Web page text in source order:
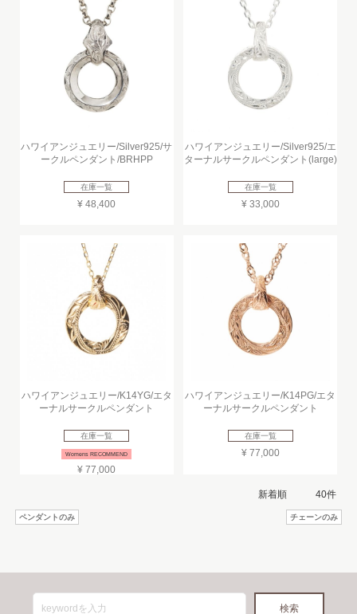
ハワイアンジュエリー/Silver925/サ
ークルペンダント/BRHPP
在庫一覧
¥ 48,400
ハワイアンジュエリー/Silver925/エ
ターナルサークルペンダント(large)
在庫一覧
¥ 33,000
ハワイアンジュエリー/K14YG/エタ
ーナルサークルペンダント
在庫一覧
Womens RECOMMEND
¥ 77,000
ハワイアンジュエリー/K14PG/エタ
ーナルサークルペンダント
在庫一覧
¥ 77,000
ペンダントのみ チェーンのみ